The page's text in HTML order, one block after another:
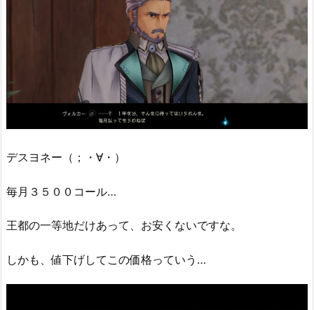
デスヨネー（；・∀・）
毎月３５００コール…
王都の一等地だけあって、お安くないですな。
しかも、値下げしてこの価格っていう…